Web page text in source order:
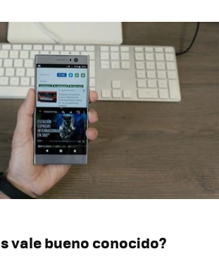
vale bueno conocido?